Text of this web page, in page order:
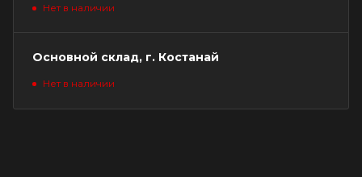
Нет в наличии
Основной склад, г. Костанай
Нет в наличии